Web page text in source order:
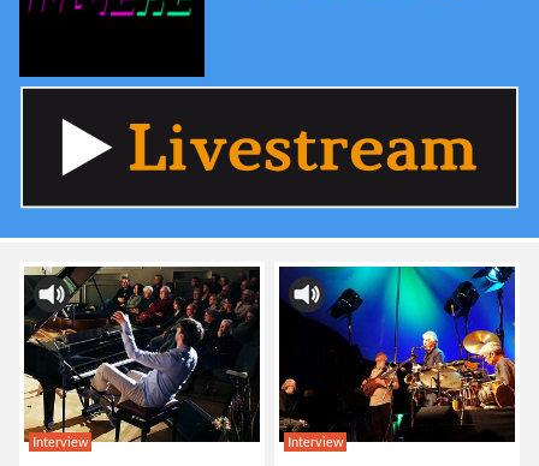
Interview Interview